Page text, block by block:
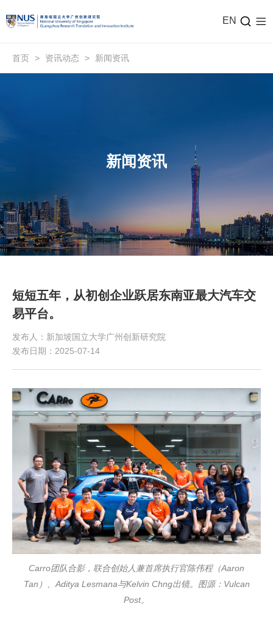
EN
首页 > 资讯动态 > 新闻资讯
新闻资讯
短短五年，从初创企业跃居东南亚最大汽车交
易平台。
发布人：新加坡国立大学广州创新研究院
发布日期：2025-07-14
Carro团队合影，联合创始人兼首席执行官陈伟程（Aaron
Tan）、Aditya Lesmana与Kelvin Chng出镜。图源：Vulcan
Post。